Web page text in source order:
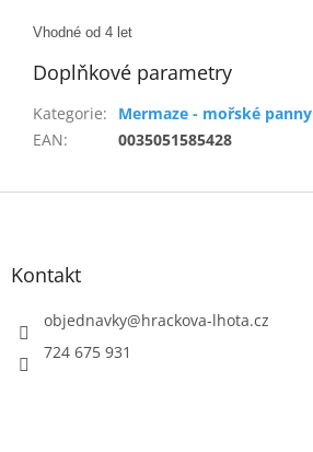
Vhodné od 4 let
Doplňkové parametry
Kategorie:
Mermaze - mořské panny
EAN: 0035051585428
Z
Kontakt
objednavky@hrackova-lhota.cz
724 675 931